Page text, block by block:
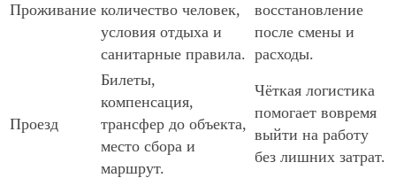
Проживание количество человек,
условия отдыха и
санитарные правила.
восстановление
после смены и
расходы.
Проезд
Билеты,
компенсация,
трансфер до объекта,
место сбора и
маршрут.
Чёткая логистика
помогает вовремя
выйти на работу
без лишних затрат.